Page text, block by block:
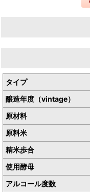
古酒ブレンド比率
31年熟成 純米吟醸50
23年熟成 純米 山田錦
15年熟成 純米吟醸 山
タイプ
醸造年度（vintage）
原材料
原料米
精米歩合
使用酵母
アルコール度数